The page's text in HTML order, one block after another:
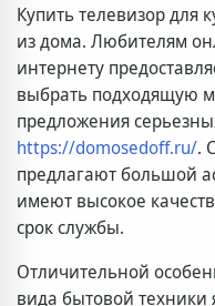
Купить телевизор для
из дома. Любителям
интернету
выбрать подходящую
предложения
https://domosedoff.ru/.
предлагают большой
имеют высокое
срок службы.
Отличительной
вида бытовой